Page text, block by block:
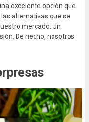
excelente opción que
alternativas que se
mercado. Un
De hecho, nosotros